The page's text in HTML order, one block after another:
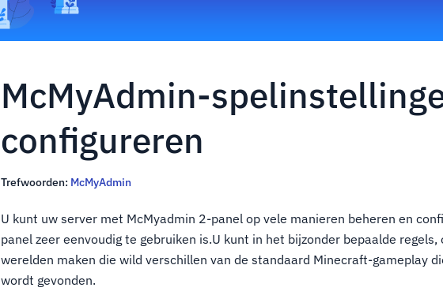
McMyAdmin-
configureren
Trefwoorden: McMyAdmin
U kunt uw server met McMyadmin 2-panel op vele manieren beheren en
panel zeer eenvoudig te gebruiken is.U kunt in het bijzonder bepaalde regels,
werelden maken die wild verschillen van de standaard Minecraft-gameplay
wordt gevonden.